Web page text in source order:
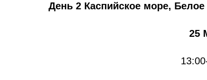
День 2 Каспийское море,
25